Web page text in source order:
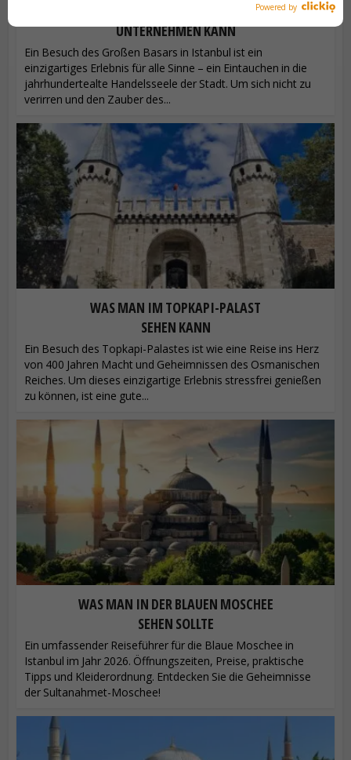
WAS MAN IM GROSSEN BASAR U
NTERNEHMEN KANN
Ein Besuch des Großen Basars in Istanbul ist ein
einzigartiges Erlebnis für alle Sinne – ein Eintauchen in die
jahrhundertealte Handelsseele der Stadt. Um sich nicht zu
verirren und den Zauber des...
WAS MAN IM TOPKAPI-PALAST
SEHEN KANN
Ein Besuch des Topkapi-Palastes ist wie eine Reise ins Herz
von 400 Jahren Macht und Geheimnissen des Osmanischen
Reiches. Um dieses einzigartige Erlebnis stressfrei genießen
zu können, ist eine gute...
WAS MAN IN DER BLAUEN MOSCHEE
SEHEN SOLLTE
Ein umfassender Reiseführer für die Blaue Moschee in
Istanbul im Jahr 2026. Öffnungszeiten, Preise, praktische
Tipps und Kleiderordnung. Entdecken Sie die Geheimnisse
der Sultanahmet-Moschee!
Powered by